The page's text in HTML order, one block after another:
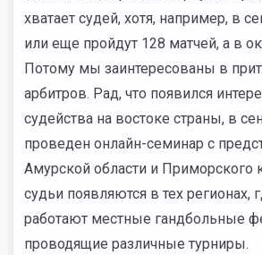
хватает судей, хотя, например, в
или еще пройдут 128 матчей, а в
Потому мы заинтересованы в
арбитров. Рад, что появился
судейства на востоке страны, в
проведен онлайн-семинар с
Амурской области и Приморского
судьи появляются в тех регионах,
работают местные гандбольные
проводящие различные турниры.